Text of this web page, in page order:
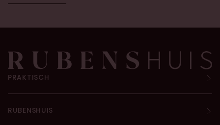
PRAKTISCH
RUBENSHUIS